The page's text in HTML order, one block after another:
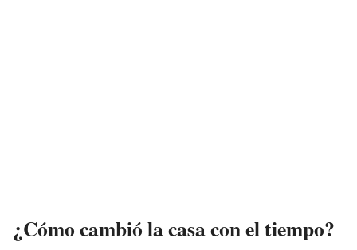
¿Cómo cambió la casa con el tiempo?